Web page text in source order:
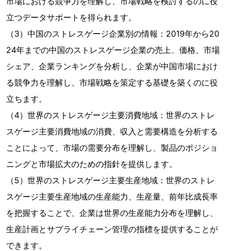
立つデータサポートを得られます。
（3）中国のストレスゲージ企業別の情報：2019年から20
24年までの中国のストレスゲージ企業の売上、価格、市場
シェア、企業ランキングを分析し、企業が中国市場におけ
る競争力を理解し、市場戦略を策定する基礎を築くのに役
立ちます。
（4）世界のストレスゲージ主要消費地域：世界のストレ
スゲージ主要消費地域の消費、収入と需要構造を分析する
ことによって、市場の需要分布を理解し、製品のポジショ
ニングと市場拡大のための指針を提供します。
（5）世界のストレスゲージ主要生産地域：世界のストレ
スゲージ主要生産地域の生産能力、生産量、前年比成長率
を把握することで、企業は世界の生産能力分布を理解し、
生産計画とサプライチェーン管理の指標を提供することが
できます。